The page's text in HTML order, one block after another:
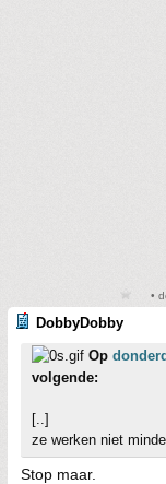
•
DobbyDobby
Op
volgende:
[..]
ze werken niet
Stop maar.